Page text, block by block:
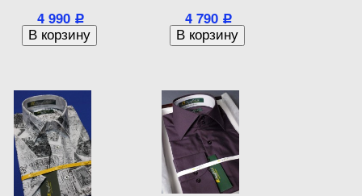
4 990 Р 4 790 Р